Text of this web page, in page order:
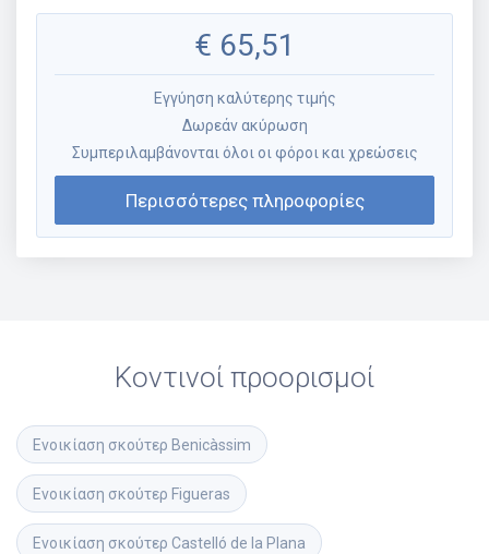
€ 65,51
Εγγύηση καλύτερης τιμής
Δωρεάν ακύρωση
Συμπεριλαμβάνονται όλοι οι φόροι και χρεώσεις
Περισσότερες πληροφορίες
Κοντινοί προορισμοί
Ενοικίαση σκούτερ Benicàssim
Ενοικίαση σκούτερ Figueras
Ενοικίαση σκούτερ Castelló de la Plana